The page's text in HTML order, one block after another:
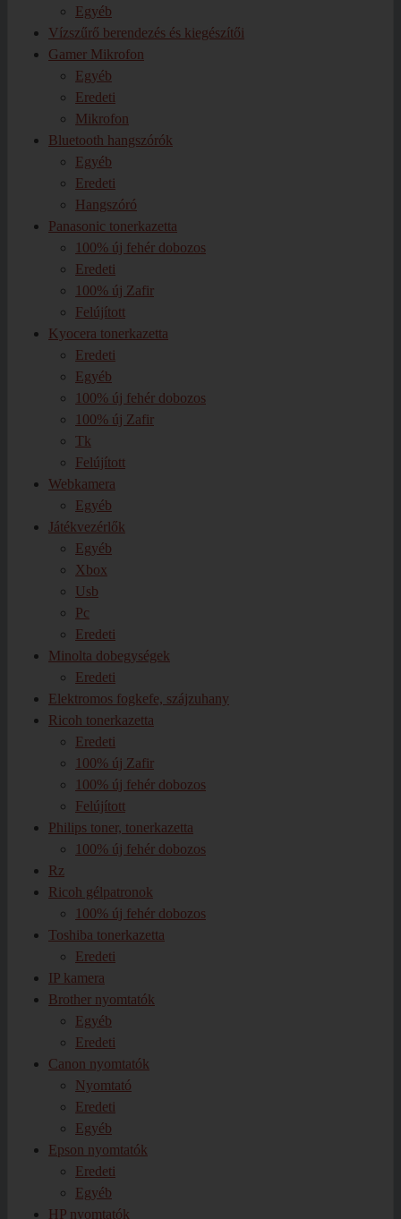
Egyéb
Vízszűrő berendezés és kiegészítői
Gamer Mikrofon
Egyéb
Eredeti
Mikrofon
Bluetooth hangszórók
Egyéb
Eredeti
Hangszóró
Panasonic tonerkazetta
100% új fehér dobozos
Eredeti
100% új Zafir
Felújított
Kyocera tonerkazetta
Eredeti
Egyéb
100% új fehér dobozos
100% új Zafir
Tk
Felújított
Webkamera
Egyéb
Játékvezérlők
Egyéb
Xbox
Usb
Pc
Eredeti
Minolta dobegységek
Eredeti
Elektromos fogkefe, szájzuhany
Ricoh tonerkazetta
Eredeti
100% új Zafir
100% új fehér dobozos
Felújított
Philips toner, tonerkazetta
100% új fehér dobozos
Rz
Ricoh gélpatronok
100% új fehér dobozos
Toshiba tonerkazetta
Eredeti
IP kamera
Brother nyomtatók
Egyéb
Eredeti
Canon nyomtatók
Nyomtató
Eredeti
Egyéb
Epson nyomtatók
Eredeti
Egyéb
HP nyomtatók